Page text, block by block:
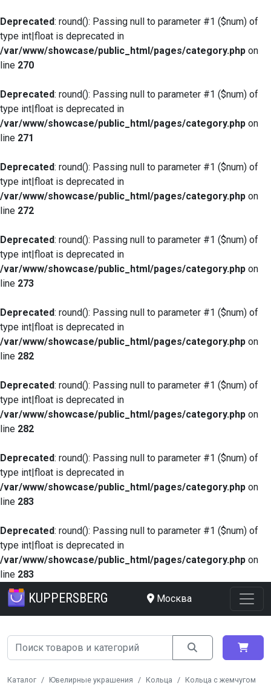
Deprecated: round(): Passing null to parameter #1 ($num) of
type int|float is deprecated in
/var/www/showcase/public_html/pages/category.php on
line 270
Deprecated: round(): Passing null to parameter #1 ($num) of
type int|float is deprecated in
/var/www/showcase/public_html/pages/category.php on
line 271
Deprecated: round(): Passing null to parameter #1 ($num) of
type int|float is deprecated in
/var/www/showcase/public_html/pages/category.php on
line 272
Deprecated: round(): Passing null to parameter #1 ($num) of
type int|float is deprecated in
/var/www/showcase/public_html/pages/category.php on
line 273
Deprecated: round(): Passing null to parameter #1 ($num) of
type int|float is deprecated in
/var/www/showcase/public_html/pages/category.php on
line 282
Deprecated: round(): Passing null to parameter #1 ($num) of
type int|float is deprecated in
/var/www/showcase/public_html/pages/category.php on
line 282
Deprecated: round(): Passing null to parameter #1 ($num) of
type int|float is deprecated in
/var/www/showcase/public_html/pages/category.php on
line 283
Deprecated: round(): Passing null to parameter #1 ($num) of
type int|float is deprecated in
/var/www/showcase/public_html/pages/category.php on
line 283
KUPPERSBERG Москва
Каталог Ювелирные украшения Кольца Кольца с жемчугом